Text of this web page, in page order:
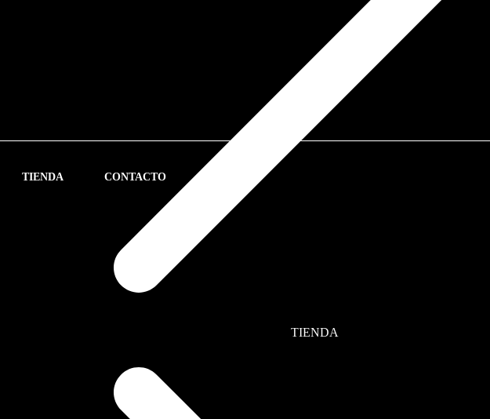
TIENDA CONTACTO
TIENDA